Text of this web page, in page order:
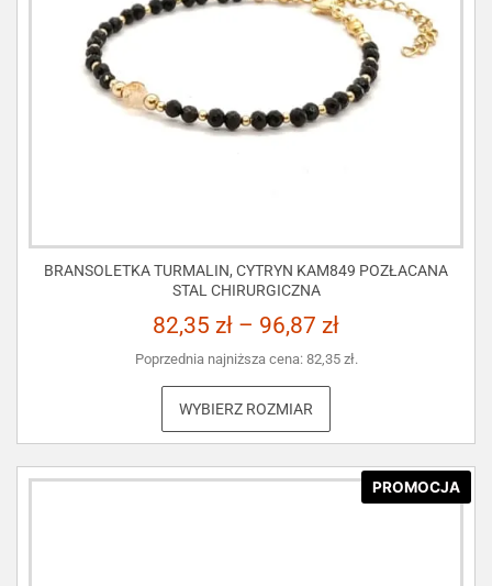
BRANSOLETKA TURMALIN, CYTRYN KAM849 POZŁACANA
STAL CHIRURGICZNA
82,35 zł – 96,87 zł
Poprzednia najniższa cena: 82,35 zł.
WYBIERZ ROZMIAR
PROMOCJA